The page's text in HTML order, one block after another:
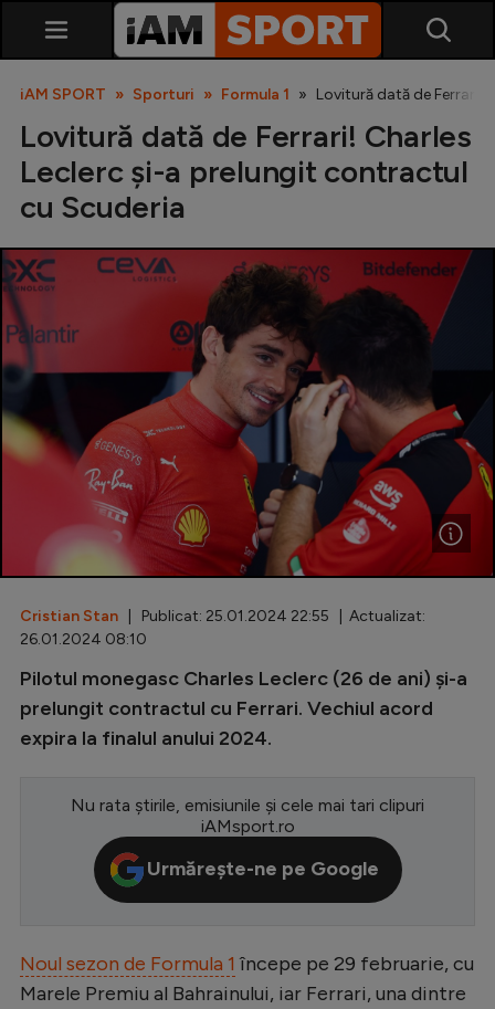
SuperLiga
Liga 2
Cupa României
Echipa Națională
U21
Fotbal feminin
Special
Diverse
Inedit
Europa League
Conference League
CM 2026
LaLiga
iAM SPORT Sporturi Formula 1 Lovitură dată de Ferrari!
Lovitură dată de Ferrari! Charles
Leclerc și-a prelungit contractul
cu Scuderia
Cristian Stan | Publicat: 25.01.2024 22:55 | Actualizat:
26.01.2024 08:10
Pilotul monegasc Charles Leclerc (26 de ani) și-a
prelungit contractul cu Ferrari. Vechiul acord
expira la finalul anului 2024.
Nu rata știrile, emisiunile și cele mai tari clipuri
iAMsport.ro
Urmărește-ne pe Google
Noul sezon de Formula 1 începe pe 29 februarie, cu
Marele Premiu al Bahrainului, iar Ferrari, una dintre